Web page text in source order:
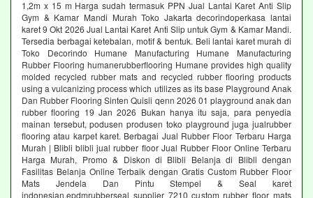
1,2m x 15 m Harga sudah termasuk PPN Jual Lantai Karet Anti Slip
Gym & Kamar Mandi Murah Toko Jakarta decorindoperkasa lantai
karet 9 Okt 2026 Jual Lantai Karet Anti Slip untuk Gym & Kamar Mandi.
Tersedia berbagai ketebalan, motif & bentuk. Beli lantai karet murah di
Toko Decorindo Humane Manufacturing Humane Manufacturing
Rubber Flooring humanerubberflooring Humane provides high quality
molded recycled rubber mats and recycled rubber flooring products
using a vulcanizing process which utilizes as its base Playground Anak
Dan Rubber Flooring Sinten Quisii qenn 2026 01 playground anak dan
rubber flooring 19 Jan 2026 Bukan hanya itu saja, para penyedia
mainan tersebut, podusen produsen toko playground juga jualrubber
flooring atau karpet karet. Berbagai Jual Rubber Floor Terbaru Harga
Murah | Blibli blibli jual rubber floor Jual Rubber Floor Online Terbaru
Harga Murah, Promo & Diskon di Blibli Belanja di Blibli dengan
Fasilitas Belanja Online Terbaik dengan Gratis Custom Rubber Floor
Mats Jendela Dan Pintu Stempel & Seal karet
indonesian.epdmrubberseal supplier 7210 custom rubber floor mats